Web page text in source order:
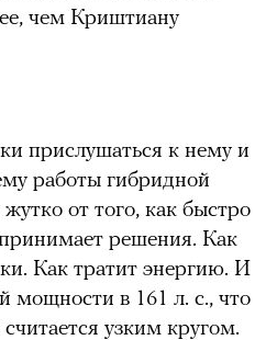
чем Криштиану
прислушаться к нему и
работы гибридной
от того, как быстро
решения. Как
Как тратит энергию. И
мощности в 161 л. с., что
узким кругом.